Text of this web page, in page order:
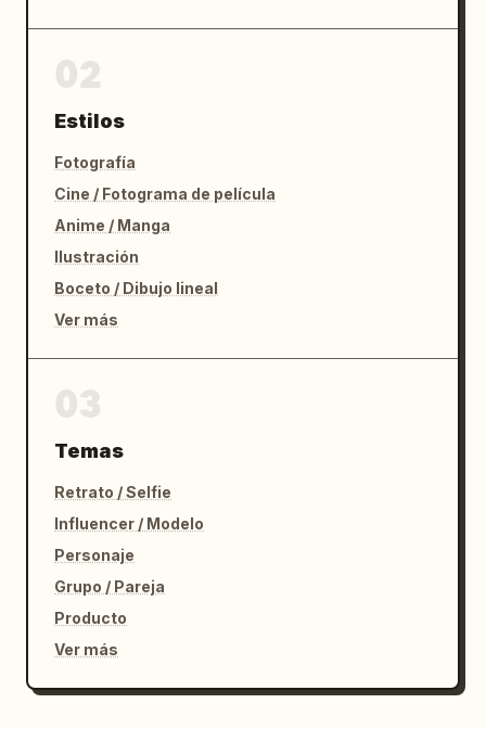
Estilos
Fotografía
Cine / Fotograma de película
Anime / Manga
Ilustración
Boceto / Dibujo lineal
Ver más
Temas
Retrato / Selfie
Influencer / Modelo
Personaje
Grupo / Pareja
Producto
Ver más